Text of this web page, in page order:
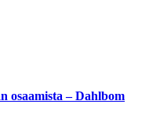
osaamista – Dahlbom